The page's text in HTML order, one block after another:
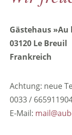
Gästehaus
03120 Le Breuil
Frankreich
Achtung: neue
0033 /
E-Mail: